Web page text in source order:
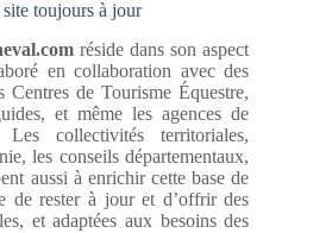
toujours à jour
réside dans son aspect
en collaboration avec des
Centres de Tourisme Équestre,
et même les agences de
Les collectivités territoriales,
les conseils départementaux,
aussi à enrichir cette base de
de rester à jour et d’offrir des
et adaptées aux besoins des